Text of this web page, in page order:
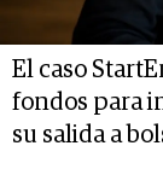
El caso
fondos para
su salida a